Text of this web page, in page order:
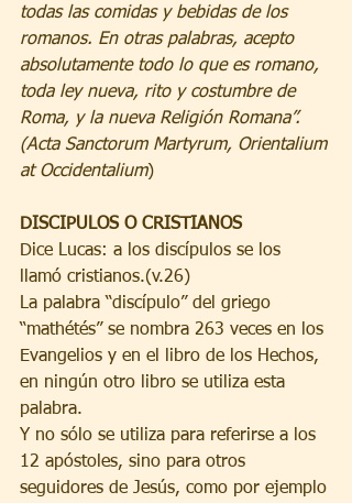
todas las comidas y bebidas de los
romanos. En otras palabras, acepto
absolutamente todo lo que es romano,
toda ley nueva, rito y costumbre de
Roma, y la nueva Religión Romana”.
(Acta Sanctorum Martyrum, Orientalium
at Occidentalium)
DISCIPULOS O CRISTIANOS
Dice Lucas: a los discípulos se los
llamó cristianos.(v.26)
La palabra “discípulo” del griego
“mathétés” se nombra 263 veces en los
Evangelios y en el libro de los Hechos,
en ningún otro libro se utiliza esta
palabra.
Y no sólo se utiliza para referirse a los
12 apóstoles, sino para otros
seguidores de Jesús, como por ejemplo